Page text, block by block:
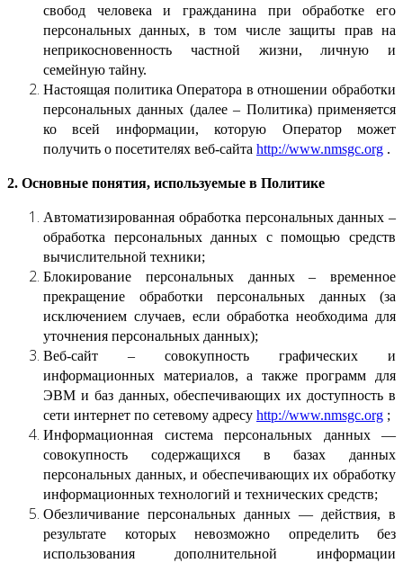
свобод человека и гражданина при обработке его
персональных данных, в том числе защиты прав на
неприкосновенность частной жизни, личную и
семейную тайну.
Настоящая политика Оператора в отношении обработки
персональных данных (далее – Политика) применяется
ко всей информации, которую Оператор может
получить о посетителях веб-сайта http://www.nmsgc.org .
2. Основные понятия, используемые в Политике
Автоматизированная обработка персональных данных –
обработка персональных данных с помощью средств
вычислительной техники;
Блокирование персональных данных – временное
прекращение обработки персональных данных (за
исключением случаев, если обработка необходима для
уточнения персональных данных);
Веб-сайт – совокупность графических и
информационных материалов, а также программ для
ЭВМ и баз данных, обеспечивающих их доступность в
сети интернет по сетевому адресу http://www.nmsgc.org ;
Информационная система персональных данных —
совокупность содержащихся в базах данных
персональных данных, и обеспечивающих их обработку
информационных технологий и технических средств;
Обезличивание персональных данных — действия, в
результате которых невозможно определить без
использования дополнительной информации